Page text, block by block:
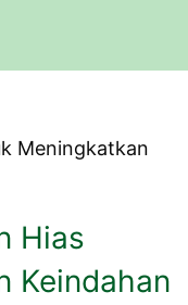
Meningkatkan
Hias
Keindahan